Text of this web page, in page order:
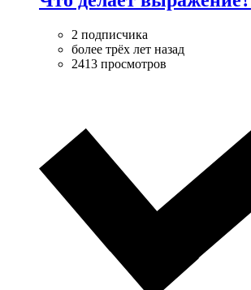
2 подписчика
более трёх лет назад
2413 просмотров